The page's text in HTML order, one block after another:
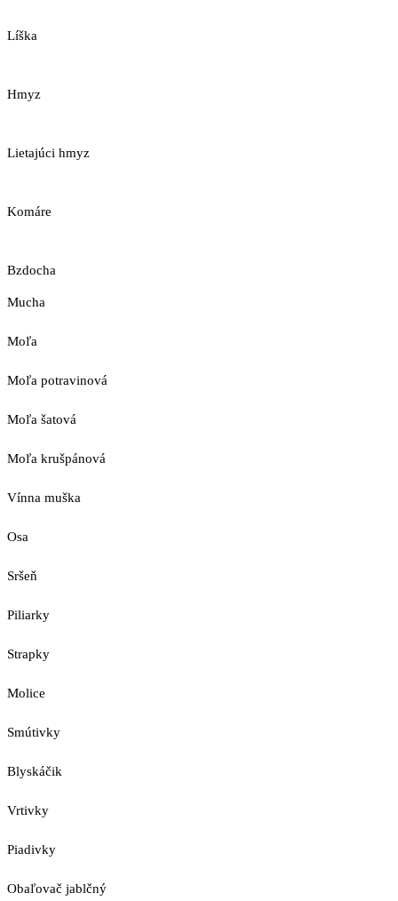
Líška
Hmyz
Lietajúci hmyz
Komáre
Bzdocha
Mucha
Moľa
Moľa potravinová
Moľa šatová
Moľa krušpánová
Vínna muška
Osa
Sršeň
Piliarky
Strapky
Molice
Smútivky
Blyskáčik
Vrtivky
Piadivky
Obaľovač jablčný